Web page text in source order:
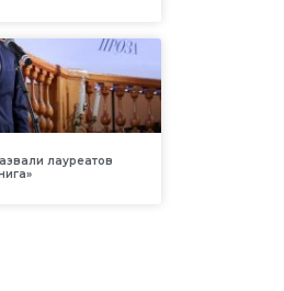
лауреатов